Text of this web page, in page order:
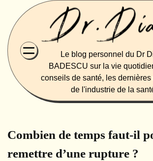
content
Le blog personnel du Dr
BADESCU sur la vie
conseils de santé, les
de l'industrie de la
Combien de temps faut-il
remettre d’une rupture ?